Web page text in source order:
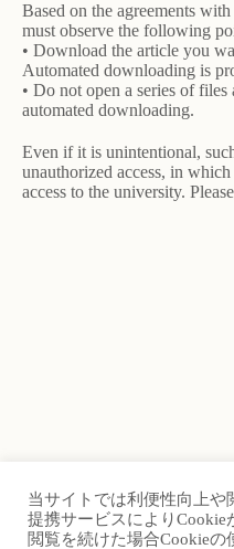
Based on the agreements
must observe the following
• Download the article you
Automated downloading is
• Do not open a series of files
automated downloading.
Even if it is unintentional,
unauthorized access, in
access to the university.
TOP
当サイトでは利便性向上や
提携サービスにより
閲覧を続けた場合Cookie